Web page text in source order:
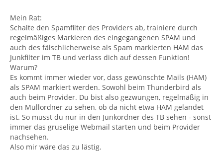
Mein Rat:
Schalte den Spamfilter des Providers ab, trainiere durch
regelmäßiges Markieren des eingegangenen SPAM und
auch des fälschlicherweise als Spam markierten HAM das
Junkfilter im TB und verlass dich auf dessen Funktion!
Warum?
Es kommt immer wieder vor, dass gewünschte Mails (HAM)
als SPAM markiert werden. Sowohl beim Thunderbird als
auch beim Provider. Du bist also gezwungen, regelmäßig in
den Müllordner zu sehen, ob da nicht etwa HAM gelandet
ist. So musst du nur in den Junkordner des TB sehen - sonst
immer das gruselige Webmail starten und beim Provider
nachsehen.
Also mir wäre das zu lästig.